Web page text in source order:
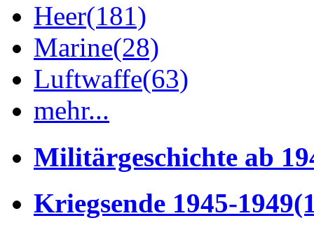
Heer(181)
Marine(28)
Luftwaffe(63)
mehr...
Militärgeschichte ab
Kriegsende 1945-1949